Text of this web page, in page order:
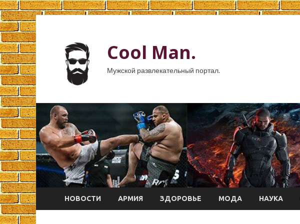
Cool Man.
Мужской развлекательный портал.
НОВОСТИ АРМИЯ ЗДОРОВЬЕ МОДА НАУКА